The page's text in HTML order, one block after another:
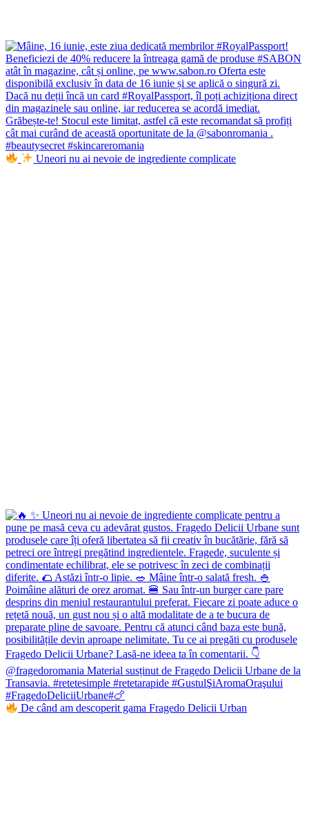
Uneori nu ai nevoie de ingrediente complicate
De când am descoperit gama Fragedo Delicii Urban